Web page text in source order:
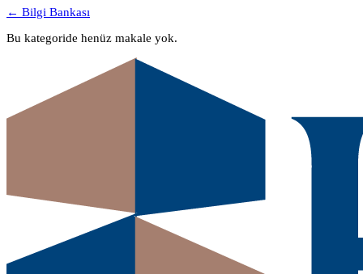
← Bilgi Bankası
Bu kategoride henüz makale yok.